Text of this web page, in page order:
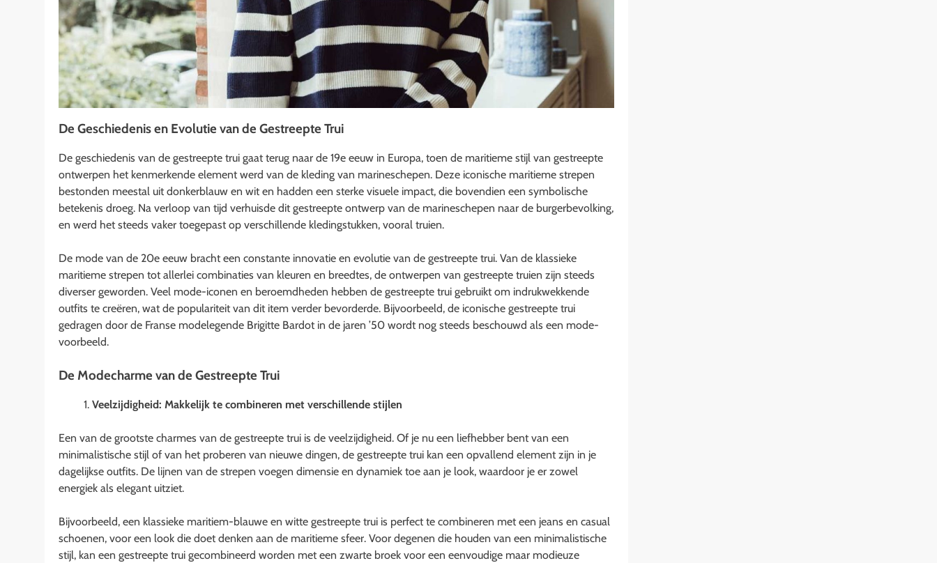
De Geschiedenis en Evolutie van de Gestreepte Trui
De geschiedenis van de gestreepte trui gaat terug naar de 19e eeuw in Europa, toen de maritieme stijl van gestreepte
ontwerpen het kenmerkende element werd van de kleding van marineschepen. Deze iconische maritieme strepen
bestonden meestal uit donkerblauw en wit en hadden een sterke visuele impact, die bovendien een symbolische
betekenis droeg. Na verloop van tijd verhuisde dit gestreepte ontwerp van de marineschepen naar de burgerbevolking,
en werd het steeds vaker toegepast op verschillende kledingstukken, vooral truien.
De mode van de 20e eeuw bracht een constante innovatie en evolutie van de gestreepte trui. Van de klassieke
maritieme strepen tot allerlei combinaties van kleuren en breedtes, de ontwerpen van gestreepte truien zijn steeds
diverser geworden. Veel mode-iconen en beroemdheden hebben de gestreepte trui gebruikt om indrukwekkende
outfits te creëren, wat de populariteit van dit item verder bevorderde. Bijvoorbeeld, de iconische gestreepte trui
gedragen door de Franse modelegende Brigitte Bardot in de jaren ’50 wordt nog steeds beschouwd als een mode-
voorbeeld.
De Modecharme van de Gestreepte Trui
Veelzijdigheid: Makkelijk te combineren met verschillende stijlen
Een van de grootste charmes van de gestreepte trui is de veelzijdigheid. Of je nu een liefhebber bent van een
minimalistische stijl of van het proberen van nieuwe dingen, de gestreepte trui kan een opvallend element zijn in je
dagelijkse outfits. De lijnen van de strepen voegen dimensie en dynamiek toe aan je look, waardoor je er zowel
energiek als elegant uitziet.
Bijvoorbeeld, een klassieke maritiem-blauwe en witte gestreepte trui is perfect te combineren met een jeans en casual
schoenen, voor een look die doet denken aan de maritieme sfeer. Voor degenen die houden van een minimalistische
stijl, kan een gestreepte trui gecombineerd worden met een zwarte broek voor een eenvoudige maar modieuze